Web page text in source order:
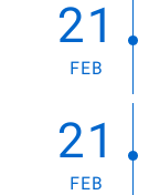
21
FEB
21
FEB